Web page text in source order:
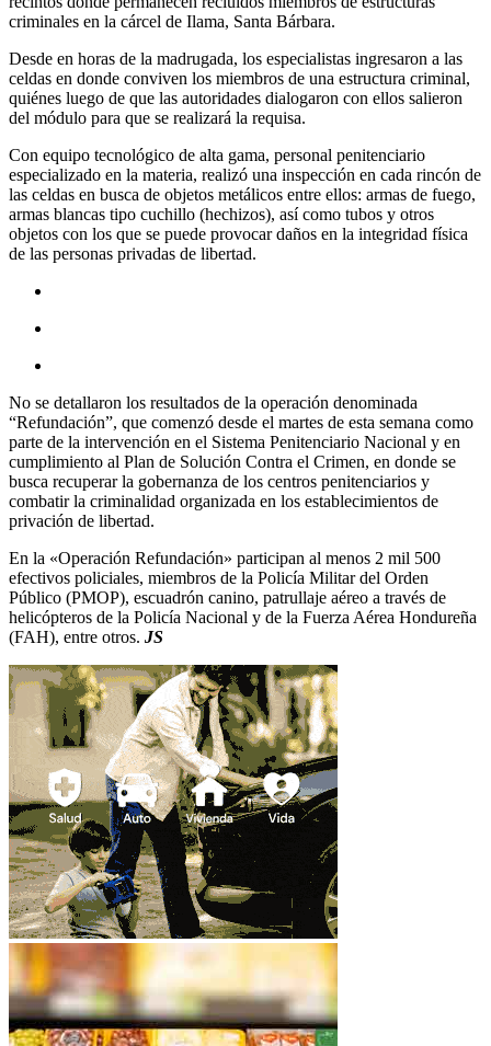
criminales en la cárcel de Ilama, Santa Bárbara.
Desde en horas de la madrugada, los especialistas ingresaron a las
celdas en donde conviven los miembros de una estructura criminal,
quiénes luego de que las autoridades dialogaron con ellos salieron
del módulo para que se realizará la requisa.
Con equipo tecnológico de alta gama, personal penitenciario
especializado en la materia, realizó una inspección en cada rincón de
las celdas en busca de objetos metálicos entre ellos: armas de fuego,
armas blancas tipo cuchillo (hechizos), así como tubos y otros
objetos con los que se puede provocar daños en la integridad física
de las personas privadas de libertad.
No se detallaron los resultados de la operación denominada
“Refundación”, que comenzó desde el martes de esta semana como
parte de la intervención en el Sistema Penitenciario Nacional y en
cumplimiento al Plan de Solución Contra el Crimen, en donde se
busca recuperar la gobernanza de los centros penitenciarios y
combatir la criminalidad organizada en los establecimientos de
privación de libertad.
En la «Operación Refundación» participan al menos 2 mil 500
efectivos policiales, miembros de la Policía Militar del Orden
Público (PMOP), escuadrón canino, patrullaje aéreo a través de
helicópteros de la Policía Nacional y de la Fuerza Aérea Hondureña
(FAH), entre otros. JS